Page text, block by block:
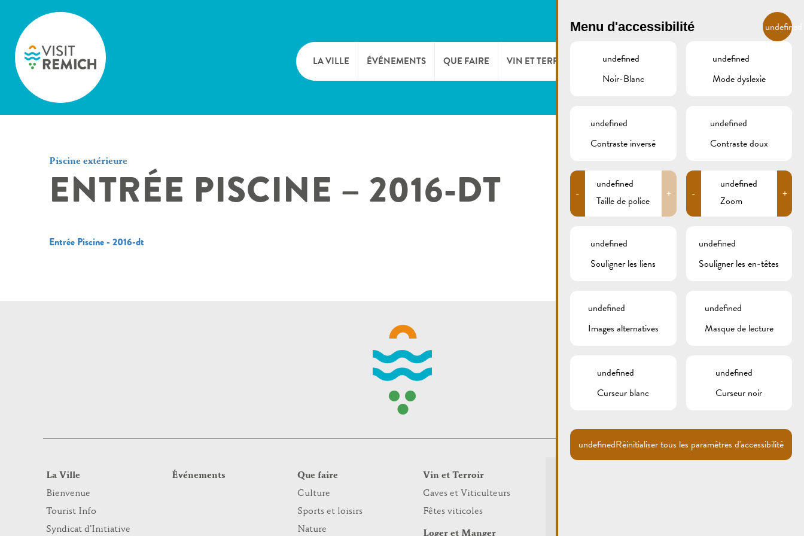
FR
LA VILLE
SYNDICAT D’INITIATIVE
ÉVÉNEMENTS QUE FAIRE
NATURE
VIN ET TERROIR LOGER ET MANGER
RESTAURANTS & CAFÉS
CAMPCAR
GALERIE REMICH.LU
Piscine extérieure
ENTRÉE PISCINE – 2016-DT
Entrée Piscine - 2016-dt
La Ville
Bienvenue
Tourist Info
Syndicat d’Initiative
Événements
Que faire
Culture
Sports et loisirs
Nature
Vin et Terroir
Caves et Viticulteurs
Fêtes viticoles
Loger et Manger
Menu d'accessibilité undefined
undefined
Noir-Blanc
undefined
Mode dyslexie
undefined
Contraste inversé
undefined
Contraste doux
-
undefined
Taille de police
+ -
undefined
Zoom
+
undefined
Souligner les liens
undefined
Souligner les en-têtes
undefined
Images alternatives
undefined
Masque de lecture
undefined
Curseur blanc
undefined
Curseur noir
undefinedRéinitialiser tous les paramètres d'accessibilité